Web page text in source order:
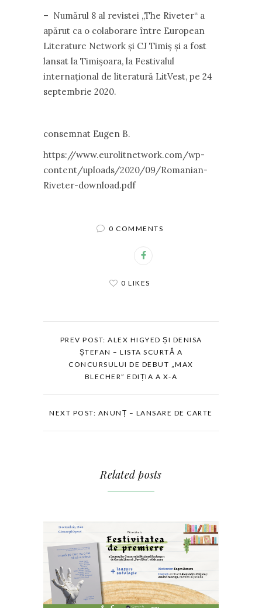
– Numărul 8 al revistei „The Riveter“ a
apărut ca o colaborare între European
Literature Network și CJ Timiș și a fost
lansat la Timișoara, la Festivalul
internațional de literatură LitVest, pe 24
septembrie 2020.
consemnat Eugen B.
https://www.eurolitnetwork.com/wp-
content/uploads/2020/09/Romanian-
Riveter-download.pdf
0 COMMENTS
0 LIKES
PREV POST: ALEX HIGYED ȘI DENISA
ȘTEFAN – LISTA SCURTĂ A
CONCURSULUI DE DEBUT „MAX
BLECHER” EDIȚIA A X-A
NEXT POST: ANUNȚ – LANSARE DE CARTE
Related posts